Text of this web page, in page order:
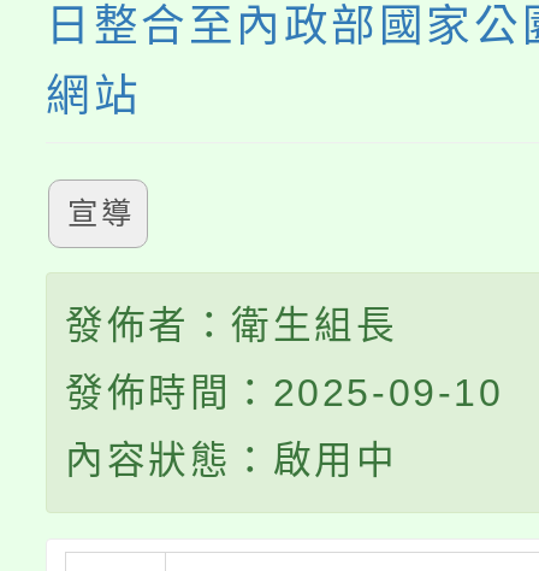
日整合至內政部國家公
網站
宣導
發佈者：衛生組長
發佈時間：2025-09-10
內容狀態：啟用中